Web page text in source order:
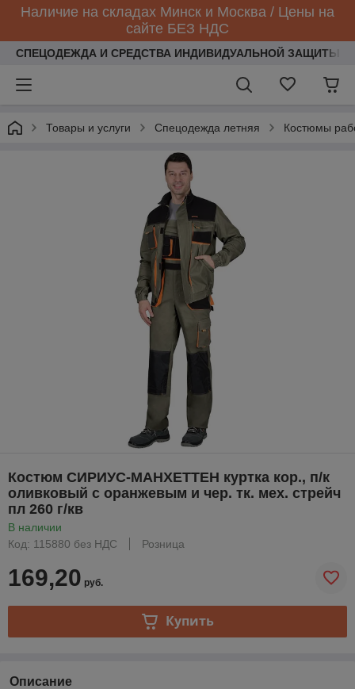
Наличие на складах Минск и Москва / Цены на
сайте БЕЗ НДС
СПЕЦОДЕЖДА И СРЕДСТВА ИНДИВИДУАЛЬНОЙ ЗАЩИТЫ
Товары и услуги Спецодежда летняя Костюмы
Костюм СИРИУС-МАНХЕТТЕН куртка кор., п/к
оливковый с оранжевым и чер. тк. мех. стрейч
пл 260 г/кв
В наличии
Код: 115880 без НДС
Розница
169,20 руб.
Купить
Описание